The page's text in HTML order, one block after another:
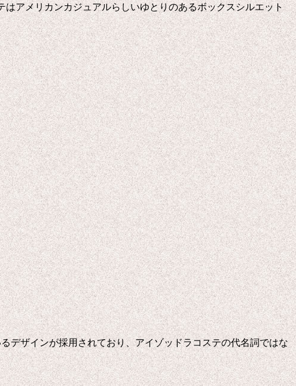
アメリカンカジュアルらしいゆとりのあるボックスシルエット
デザインが採用されており、アイゾッドラコステの代名詞ではな